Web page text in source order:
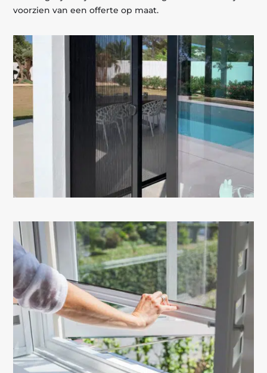
voorzien van een offerte op maat.